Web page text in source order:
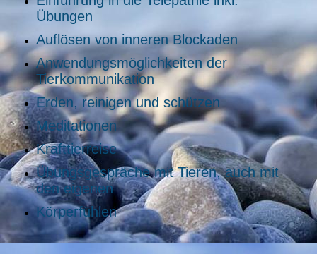
Übungen
Auflösen von inneren Blockaden
Anwendungsmöglichkeiten der
Tierkommunikation
Erden, reinigen und schützen
Meditationen
Krafttierreise
Übungsgespräche mit Tieren, auch mit
den eigenen
Körperfühlen